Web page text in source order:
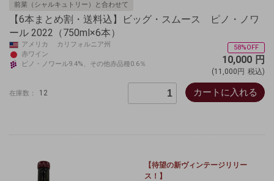
前菜（シャルキュトリー）と合わせて
【6本まとめ割・送料込】ビッグ・スムース ピノ・ノワ
ール 2022（750ml×6本）
アメリカ カリフォルニア州
赤ワイン
ピノ・ノワール9.4%、その他赤品種0.6％
58%OFF
10,000 円
(11,000円 税込)
在庫数： 12 カートに入れる
【待望の新ヴィンテージリリー
ス！】